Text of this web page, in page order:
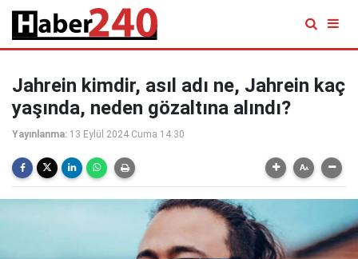
Jahrein kimdir, asıl adı ne, Jahrein kaç
yaşında, neden gözaltına alındı?
Yayınlanma: 13 Eylül 2024 Cuma 14:30